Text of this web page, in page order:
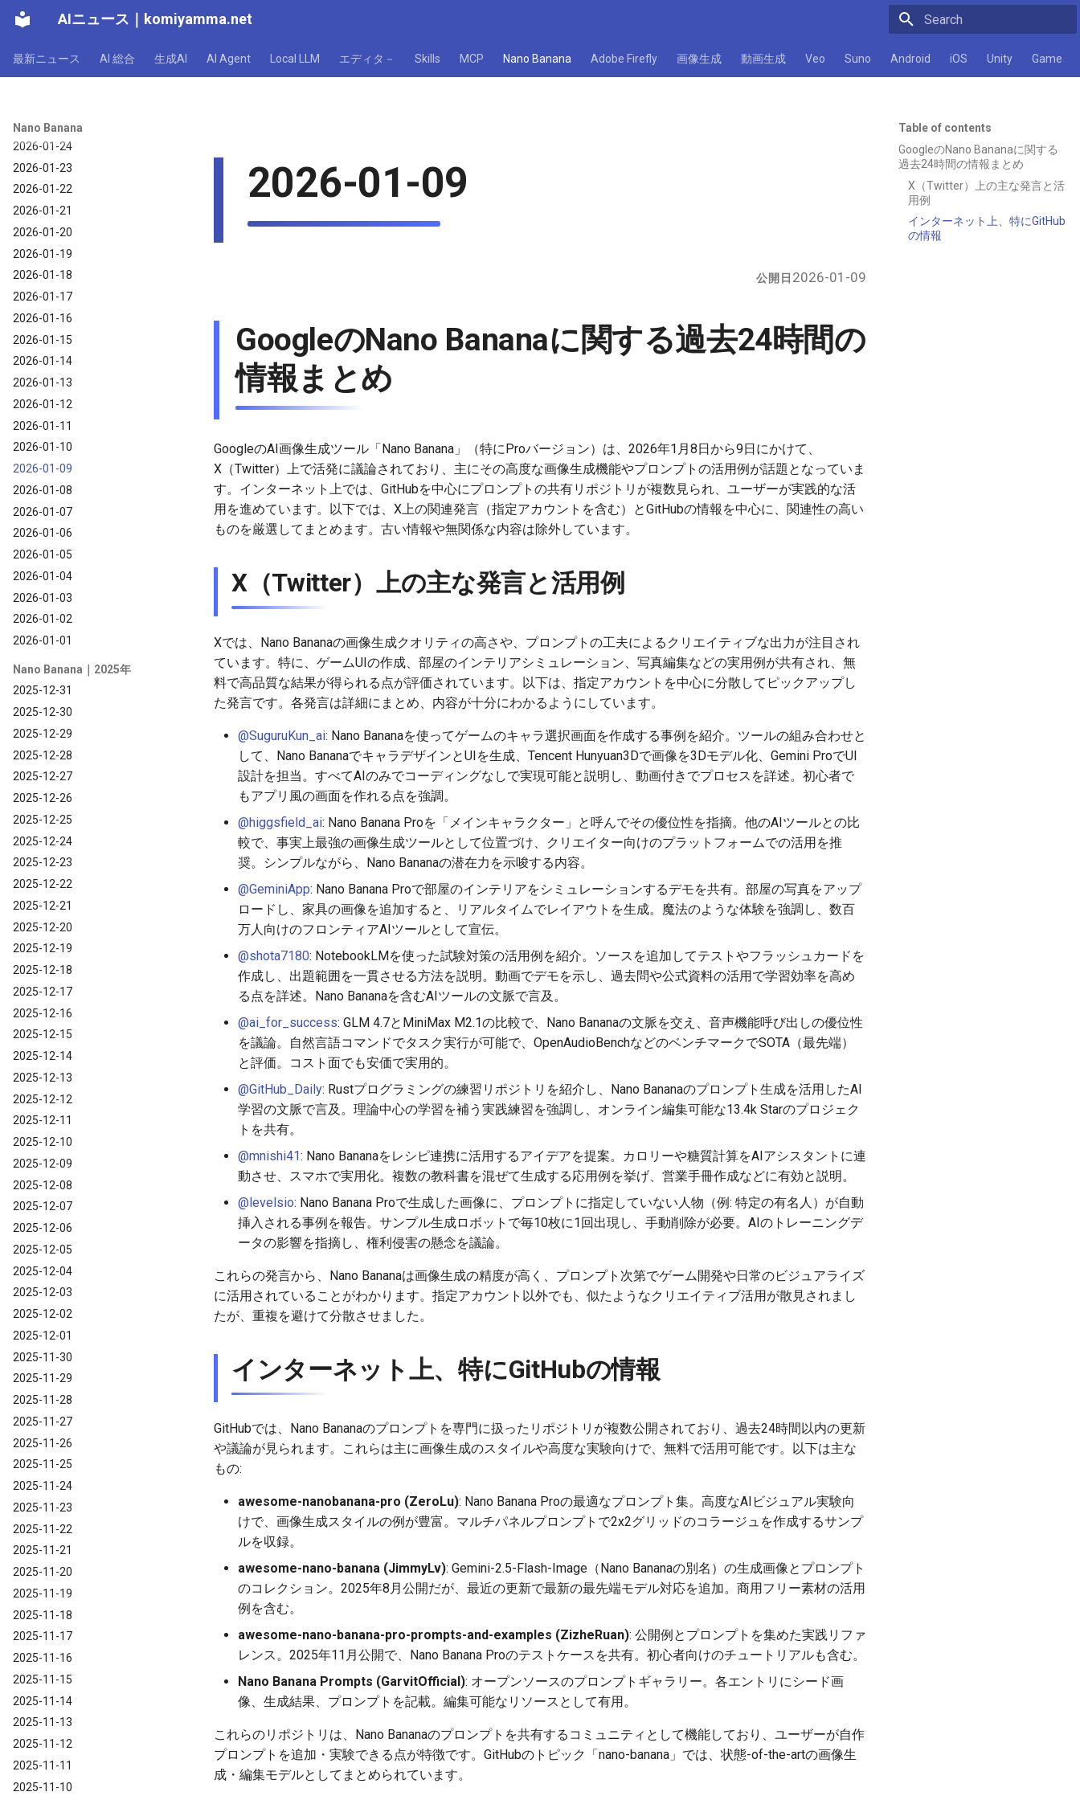
AIニュース komiyamma.net
最新ニュース AI 総合 生成AI AI Agent Local LLM エディタ－ Skills MCP Nano Banana Adobe Firefly 画像生成 動画生成 Veo Suno Android iOS Unity Game
Nano Banana
2026-01-30
2026-01-28
2026-01-27
2026-01-25
2026-01-24
2026-01-23
2026-01-22
2026-01-21
2026-01-20
2026-01-19
2026-01-18
2026-01-17
2026-01-16
2026-01-15
2026-01-14
2026-01-13
2026-01-12
2026-01-11
2026-01-10
2026-01-09
2026-01-08
2026-01-07
2026-01-06
2026-01-05
2026-01-04
2026-01-03
2026-01-02
2026-01-01
Nano Banana｜2025年
2025-12-31
2025-12-30
2025-12-29
2025-12-28
2025-12-27
2025-12-26
2025-12-25
2025-12-24
2025-12-23
2025-12-22
2025-12-21
2025-12-20
2025-12-19
2025-12-18
2025-12-17
2025-12-16
2025-12-15
2025-12-14
2025-12-13
2025-12-12
2025-12-11
2025-12-10
2025-12-09
2025-12-08
2025-12-07
2025-12-06
2025-12-05
2025-12-04
2025-12-03
2025-12-02
2025-12-01
2025-11-30
2025-11-29
2025-11-28
2025-11-27
2025-11-26
2025-11-25
2025-11-24
2025-11-23
2025-11-22
2025-11-21
2025-11-20
2025-11-19
2025-11-18
2025-11-17
2025-11-16
2025-11-15
2025-11-14
2025-11-13
2025-11-12
2025-11-11
2025-11-10
Table of contents
GoogleのNano Bananaに関する
過去24時間の情報まとめ
X（Twitter）上の主な発言と活
用例
インターネット上、特にGitHub
の情報
2026-01-09
公開日 2026-01-09
GoogleのNano Bananaに関する過去24時間の
情報まとめ
GoogleのAI画像生成ツール「Nano Banana」（特にProバージョン）は、2026年1月8日から9日にかけて、
X（Twitter）上で活発に議論されており、主にその高度な画像生成機能やプロンプトの活用例が話題となっていま
す。インターネット上では、GitHubを中心にプロンプトの共有リポジトリが複数見られ、ユーザーが実践的な活
用を進めています。以下では、X上の関連発言（指定アカウントを含む）とGitHubの情報を中心に、関連性の高い
ものを厳選してまとめます。古い情報や無関係な内容は除外しています。
X（Twitter）上の主な発言と活用例
Xでは、Nano Bananaの画像生成クオリティの高さや、プロンプトの工夫によるクリエイティブな出力が注目され
ています。特に、ゲームUIの作成、部屋のインテリアシミュレーション、写真編集などの実用例が共有され、無
料で高品質な結果が得られる点が評価されています。以下は、指定アカウントを中心に分散してピックアップし
た発言です。各発言は詳細にまとめ、内容が十分にわかるようにしています。
@SuguruKun_ai: Nano Bananaを使ってゲームのキャラ選択画面を作成する事例を紹介。ツールの組み合わせと
して、Nano BananaでキャラデザインとUIを生成、Tencent Hunyuan3Dで画像を3Dモデル化、Gemini ProでUI
設計を担当。すべてAIのみでコーディングなしで実現可能と説明し、動画付きでプロセスを詳述。初心者で
もアプリ風の画面を作れる点を強調。
@higgsfield_ai: Nano Banana Proを「メインキャラクター」と呼んでその優位性を指摘。他のAIツールとの比
較で、事実上最強の画像生成ツールとして位置づけ、クリエイター向けのプラットフォームでの活用を推
奨。シンプルながら、Nano Bananaの潜在力を示唆する内容。
@GeminiApp: Nano Banana Proで部屋のインテリアをシミュレーションするデモを共有。部屋の写真をアップ
ロードし、家具の画像を追加すると、リアルタイムでレイアウトを生成。魔法のような体験を強調し、数百
万人向けのフロンティアAIツールとして宣伝。
@shota7180: NotebookLMを使った試験対策の活用例を紹介。ソースを追加してテストやフラッシュカードを
作成し、出題範囲を一貫させる方法を説明。動画でデモを示し、過去問や公式資料の活用で学習効率を高め
る点を詳述。Nano Bananaを含むAIツールの文脈で言及。
@ai_for_success: GLM 4.7とMiniMax M2.1の比較で、Nano Bananaの文脈を交え、音声機能呼び出しの優位性
を議論。自然言語コマンドでタスク実行が可能で、OpenAudioBenchなどのベンチマークでSOTA（最先端）
と評価。コスト面でも安価で実用的。
@GitHub_Daily: Rustプログラミングの練習リポジトリを紹介し、Nano Bananaのプロンプト生成を活用したAI
学習の文脈で言及。理論中心の学習を補う実践練習を強調し、オンライン編集可能な13.4k Starのプロジェク
トを共有。
@mnishi41: Nano Bananaをレシピ連携に活用するアイデアを提案。カロリーや糖質計算をAIアシスタントに連
動させ、スマホで実用化。複数の教科書を混ぜて生成する応用例を挙げ、営業手冊作成などに有効と説明。
@levelsio: Nano Banana Proで生成した画像に、プロンプトに指定していない人物（例: 特定の有名人）が自動
挿入される事例を報告。サンプル生成ロボットで毎10枚に1回出現し、手動削除が必要。AIのトレーニングデ
ータの影響を指摘し、権利侵害の懸念を議論。
これらの発言から、Nano Bananaは画像生成の精度が高く、プロンプト次第でゲーム開発や日常のビジュアライズ
に活用されていることがわかります。指定アカウント以外でも、似たようなクリエイティブ活用が散見されまし
たが、重複を避けて分散させました。
インターネット上、特にGitHubの情報
GitHubでは、Nano Bananaのプロンプトを専門に扱ったリポジトリが複数公開されており、過去24時間以内の更新
や議論が見られます。これらは主に画像生成のスタイルや高度な実験向けで、無料で活用可能です。以下は主な
もの:
awesome-nanobanana-pro (ZeroLu): Nano Banana Proの最適なプロンプト集。高度なAIビジュアル実験向
けで、画像生成スタイルの例が豊富。マルチパネルプロンプトで2x2グリッドのコラージュを作成するサンプ
ルを収録。
awesome-nano-banana (JimmyLv): Gemini-2.5-Flash-Image（Nano Bananaの別名）の生成画像とプロンプト
のコレクション。2025年8月公開だが、最近の更新で最新の最先端モデル対応を追加。商用フリー素材の活用
例を含む。
awesome-nano-banana-pro-prompts-and-examples (ZizheRuan): 公開例とプロンプトを集めた実践リファ
レンス。2025年11月公開で、Nano Banana Proのテストケースを共有。初心者向けのチュートリアルも含む。
Nano Banana Prompts (GarvitOfficial): オープンソースのプロンプトギャラリー。各エントリにシード画
像、生成結果、プロンプトを記載。編集可能なリソースとして有用。
これらのリポジトリは、Nano Bananaのプロンプトを共有するコミュニティとして機能しており、ユーザーが自作
プロンプトを追加・実験できる点が特徴です。GitHubのトピック「nano-banana」では、状態-of-the-artの画像生
成・編集モデルとしてまとめられています。